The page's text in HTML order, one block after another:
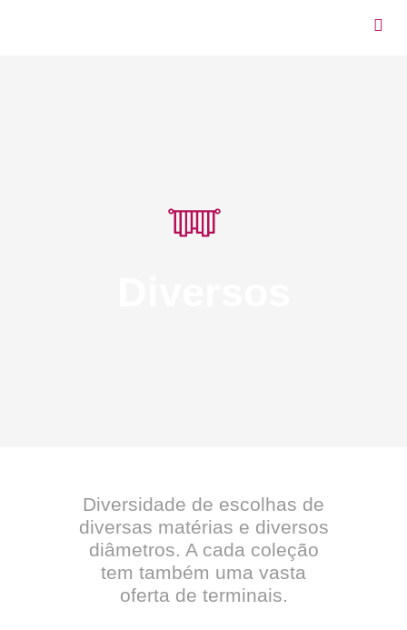
Diversidade de escolhas de
diversas matérias e diversos
diâmetros. A cada coleção
tem também uma vasta
oferta de terminais.